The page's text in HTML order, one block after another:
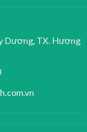
Dương, TX. Hương